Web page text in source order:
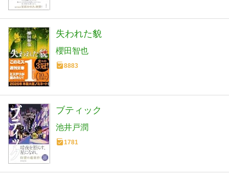
失われた貌
櫻田智也
8883
ブティック
池井戸潤
1781